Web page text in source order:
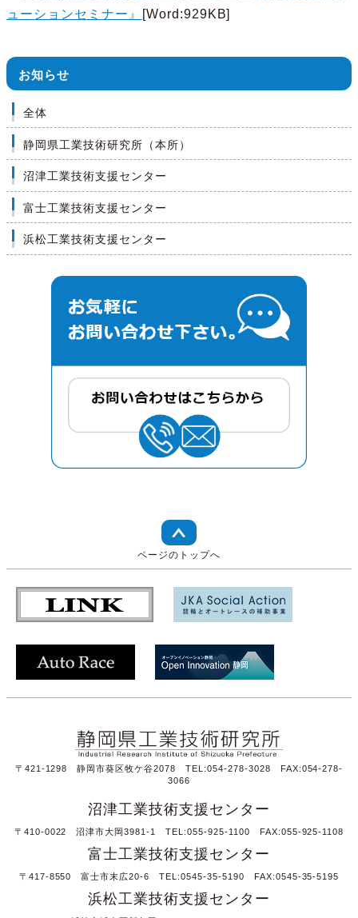
ューションセミナー』
[Word:929KB]
お知らせ
全体
静岡県工業技術研究所（本所）
沼津工業技術支援センター
富士工業技術支援センター
浜松工業技術支援センター
ページのトップへ
〒421-1298 静岡市葵区牧ケ谷2078 TEL:054-278-3028 FAX:054-278-
3066
沼津工業技術支援センター
〒410-0022 沼津市大岡3981-1 TEL:055-925-1100 FAX:055-925-1108
富士工業技術支援センター
〒417-8550 富士市末広20-6 TEL:0545-35-5190 FAX:0545-35-5195
浜松工業技術支援センター